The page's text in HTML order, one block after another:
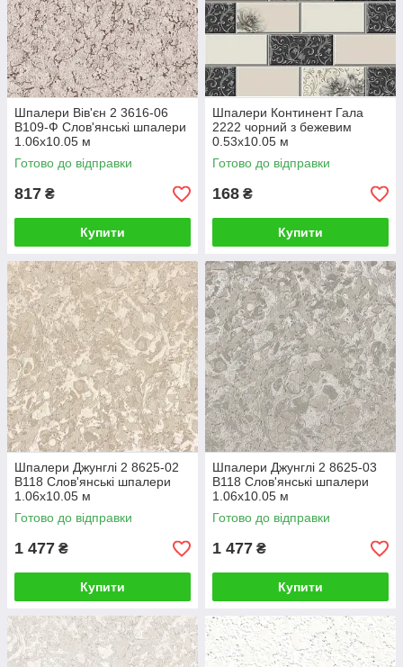
Шпалери Вів'єн 2 3616-06
В109-Ф Слов'янські шпалери
1.06х10.05 м
Готово до відправки
817 ₴
Купити
Шпалери Континент Гала
2222 чорний з бежевим
0.53х10.05 м
Готово до відправки
168 ₴
Купити
Шпалери Джунглі 2 8625-02
В118 Слов'янські шпалери
1.06х10.05 м
Готово до відправки
1 477 ₴
Купити
Шпалери Джунглі 2 8625-03
В118 Слов'янські шпалери
1.06х10.05 м
Готово до відправки
1 477 ₴
Купити